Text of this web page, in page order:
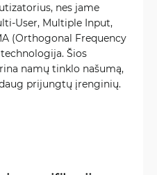
nes jame
User, Multiple Input,
(Orthogonal Frequency
Šios
namų tinklo našumą,
prijungtų įrenginių.